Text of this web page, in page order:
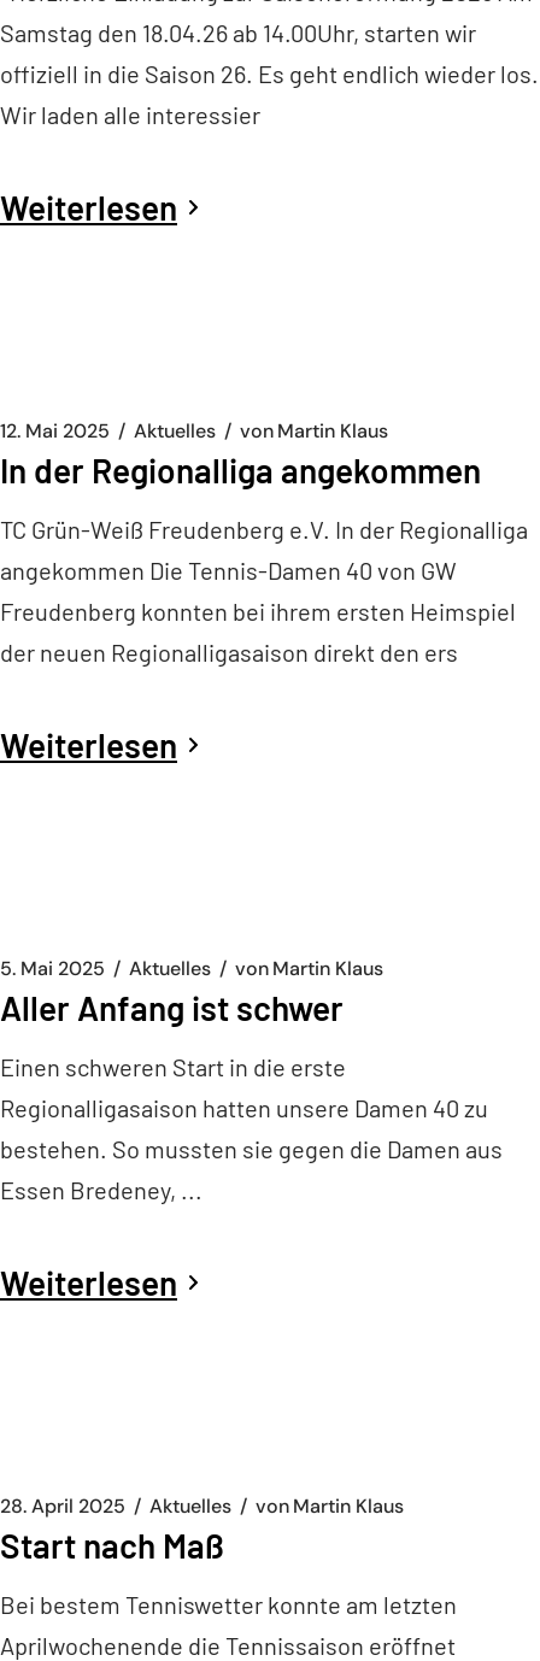
Samstag den 18.04.26 ab 14.00Uhr, starten wir
offiziell in die Saison 26. Es geht endlich wieder los.
Wir laden alle interessier
Weiterlesen
12. Mai 2025 Aktuelles vonMartin Klaus
In der Regionalliga angekommen
TC Grün-Weiß Freudenberg e.V. In der Regionalliga
angekommen Die Tennis-Damen 40 von GW
Freudenberg konnten bei ihrem ersten Heimspiel
der neuen Regionalligasaison direkt den ers
Weiterlesen
5. Mai 2025 Aktuelles vonMartin Klaus
Aller Anfang ist schwer
Einen schweren Start in die erste
Regionalligasaison hatten unsere Damen 40 zu
bestehen. So mussten sie gegen die Damen aus
Essen Bredeney, ...
Weiterlesen
28. April 2025 Aktuelles vonMartin Klaus
Start nach Maß
Bei bestem Tenniswetter konnte am letzten
Aprilwochenende die Tennissaison eröffnet